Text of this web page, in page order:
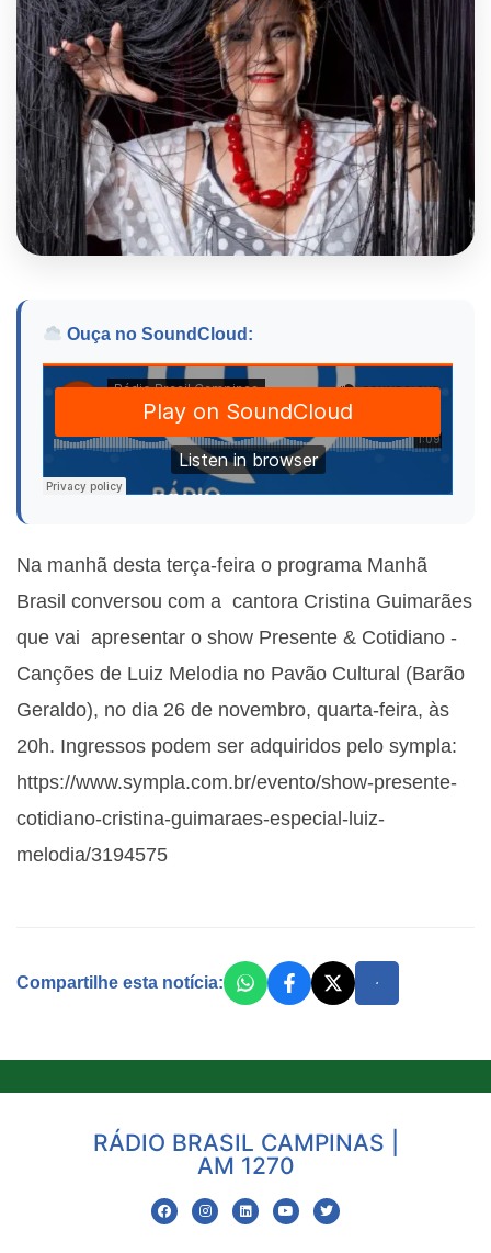
Ouça no SoundCloud:
Na manhã desta terça-feira o programa Manhã
Brasil conversou com a cantora Cristina Guimarães
que vai apresentar o show Presente & Cotidiano -
Canções de Luiz Melodia no Pavão Cultural (Barão
Geraldo), no dia 26 de novembro, quarta-feira, às
20h. Ingressos podem ser adquiridos pelo sympla:
https://www.sympla.com.br/evento/show-presente-
cotidiano-cristina-guimaraes-especial-luiz-
melodia/3194575
Compartilhe esta notícia:
RÁDIO BRASIL CAMPINAS |
AM 1270